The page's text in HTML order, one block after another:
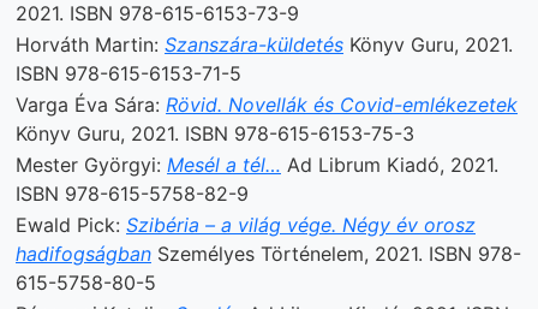
2021. ISBN 978-615-6153-73-9
Horváth Martin: Szanszára-küldetés Könyv Guru, 2021.
ISBN 978-615-6153-71-5
Varga Éva Sára: Rövid. Novellák és Covid-emlékezetek
Könyv Guru, 2021. ISBN 978-615-6153-75-3
Mester Györgyi: Mesél a tél… Ad Librum Kiadó, 2021.
ISBN 978-615-5758-82-9
Ewald Pick: Szibéria – a világ vége. Négy év orosz
hadifogságban Személyes Történelem, 2021. ISBN 978-
615-5758-80-5